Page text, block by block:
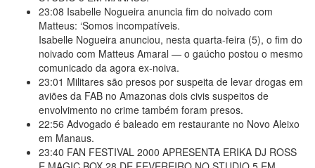
23:08 Isabelle Nogueira anuncia fim do noivado com
Matteus: ‘Somos incompatíveis.
Isabelle Nogueira anunciou, nesta quarta-feira (5), o fim do
noivado com Matteus Amaral — o gaúcho postou o mesmo
comunicado da agora ex-noiva.
23:01 Militares são presos por suspeita de levar drogas em
aviões da FAB no Amazonas dois civis suspeitos de
envolvimento no crime também foram presos.
22:56 Advogado é baleado em restaurante no Novo Aleixo
em Manaus.
23:40 FAN FESTIVAL 2000 APRESENTA ERIKA DJ ROSS